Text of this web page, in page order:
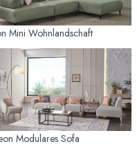
Eiche-Füße
Mini Wohnlandschaft
Modulares Sofa